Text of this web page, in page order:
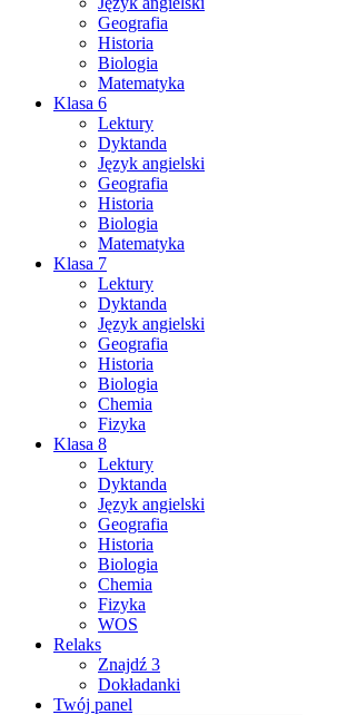
Geografia
Historia
Biologia
Matematyka
Klasa 6
Lektury
Dyktanda
Język angielski
Geografia
Historia
Biologia
Matematyka
Klasa 7
Lektury
Dyktanda
Język angielski
Geografia
Historia
Biologia
Chemia
Fizyka
Klasa 8
Lektury
Dyktanda
Język angielski
Geografia
Historia
Biologia
Chemia
Fizyka
WOS
Relaks
Znajdź 3
Dokładanki
Twój panel